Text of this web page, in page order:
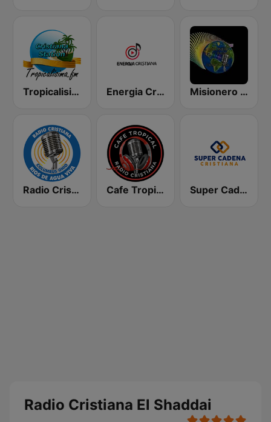
Tropicalisima.fm - Cristiana Energia Cristiana Misionero Radio - Radio Cristiana
Radio Cristiana Rios de Agua Viva Cafe Tropical Cristiana Super Cadena Cristiana
Radio Cristiana El Shaddai